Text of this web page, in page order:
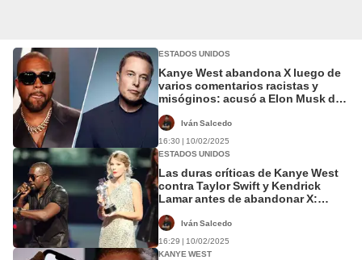
ESTADOS UNIDOS
Kanye West abandona X luego de
varios comentarios racistas y
misóginos: acusó a Elon Musk de
Iván Salcedo
16:30 | 10/02/2025
ESTADOS UNIDOS
Las duras críticas de Kanye West
contra Taylor Swift y Kendrick
Lamar antes de abandonar X:
cuenta"Iván Salcedo
16:29 | 10/02/2025
KANYE WEST